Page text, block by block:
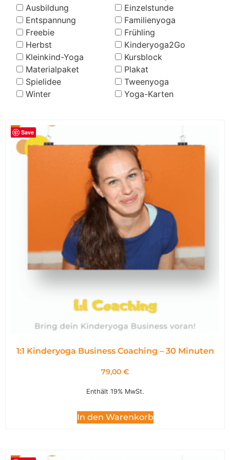
Ausbildung
Einzelstunde
Entspannung
Familienyoga
Freebie
Frühling
Herbst
Kinderyoga2Go
Kleinkind-Yoga
Kursblock
Materialpaket
Plakat
Spielidee
Tweenyoga
Winter
Yoga-Karten
Save
1:1 Kinderyoga Business Coaching – 30 Minuten
79,00 €
Enthält 19% MwSt.
In den Warenkorb